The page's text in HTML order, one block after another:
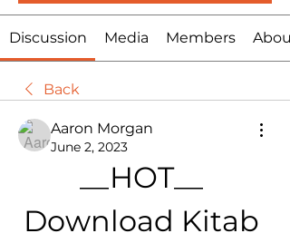
Discussion Media Members About
Back
Aaron Morgan
June 2, 2023
__HOT__
Download Kitab